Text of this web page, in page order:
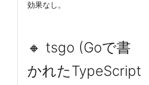
効果なし。
🔸 tsgo (Goで書
かれたTypeScript